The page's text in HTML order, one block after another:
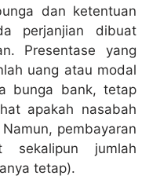
dan ketentuan
perjanjian dibuat
Presentase yang
uang atau modal
bunga bank, tetap
apakah nasabah
pembayaran
sekalipun jumlah
tetap).